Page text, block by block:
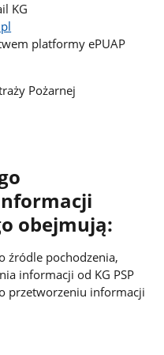
KG
platformy ePUAP
Pożarnej
obejmują:
źródle pochodzenia,
informacji od KG PSP
przetworzeniu informacji